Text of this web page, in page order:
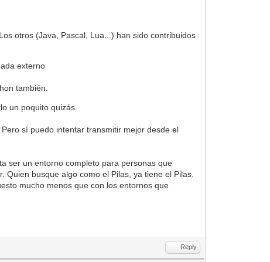
otros (Java, Pascal, Lua...) han sido contribuidos
externo
también.
un poquito quizás.
sí puedo intentar transmitir mejor desde el
ser un entorno completo para personas que
busque algo como el Pilas, ya tiene el Pilas.
mucho menos que con los entornos que
Reply